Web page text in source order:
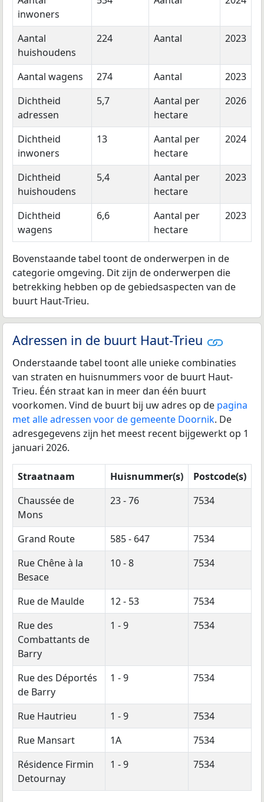
inwoners
Aantal
huishoudens
224 Aantal 2023
Aantal wagens 274 Aantal
2023
Dichtheid
adressen
5,7
Aantal per
hectare
2026
Dichtheid
inwoners
13
Aantal per
hectare
2024
Dichtheid
huishoudens
5,4
Aantal per
hectare
2023
Dichtheid
wagens
6,6
Aantal per
hectare
2023
Bovenstaande tabel toont de onderwerpen in de
categorie omgeving. Dit zijn de onderwerpen die
betrekking hebben op de gebiedsaspecten van de
buurt Haut-Trieu.
Adressen in de buurt Haut-Trieu
Onderstaande tabel toont alle unieke combinaties
van straten en huisnummers voor de buurt Haut-
Trieu. Één straat kan in meer dan één buurt
voorkomen. Vind de buurt bij uw adres op de pagina
met alle adressen voor de gemeente Doornik. De
adresgegevens zijn het meest recent bijgewerkt op 1
januari 2026.
Straatnaam Huisnummer(s)
Postcode(s)
Chaussée de
Mons
23 - 76 7534
Grand Route 585 - 647
7534
Rue Chêne à la
Besace
10 - 8 7534
Rue de Maulde 12 - 53
7534
Rue des
Combattants de
Barry
1 - 9 7534
Rue des Déportés
de Barry
1 - 9 7534
Rue Hautrieu 1 - 9
7534
Rue Mansart
1A
7534
Résidence Firmin
Detournay
1 - 9 7534